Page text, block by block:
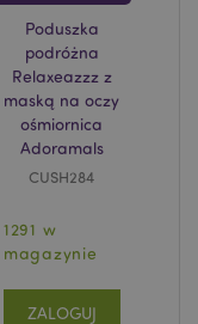
Poduszka
podróżna
Relaxeazzz z
maską na oczy
ośmiornica
Adoramals
CUSH284
1291 w
magazynie
ZALOGUJ
PHP.net
.www.puckator.pl